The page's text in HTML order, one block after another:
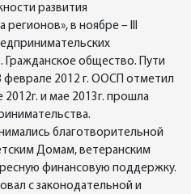
развития
в ноябре – III
Гражданское общество. Пути
феврале 2012 г. ООСП отметил
и мае 2013г. прошла
благотворительной
Домам, ветеранским
финансовую поддержку.
с законодательной и